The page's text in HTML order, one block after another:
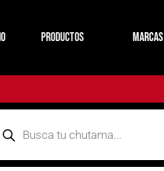
productos MARCAS